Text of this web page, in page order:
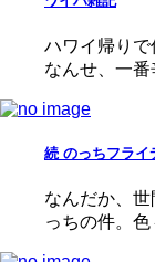
ハワイ帰り
なんせ、一
続 のっちフライ
なんだか、
っちの件。